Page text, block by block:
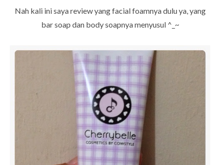
Nah kali ini saya review yang facial foamnya dulu ya, yang
bar soap dan body soapnya menyusul ^_~